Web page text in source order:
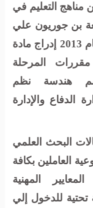
التعليم في
بن جوريون علي
سبيل المثال قد بدأت منذ عام 2013 إدراج مادة
المرحلة
هندسة نظم
الدفاع والإدارة
البحث العلمي
العاملين بكافة
المهنية
تحتية للدخول إلي